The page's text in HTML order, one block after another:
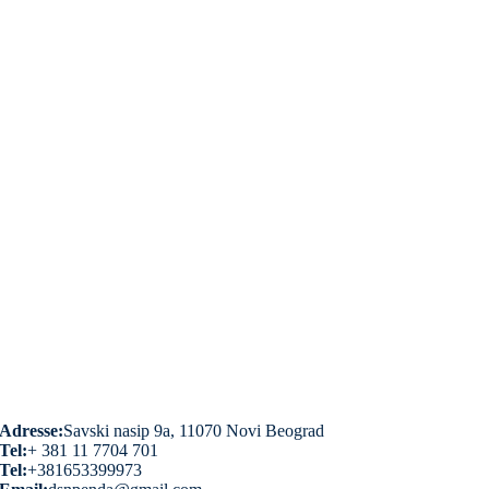
Adresse:Savski nasip 9a, 11070 Novi Beograd
+ 381 11 7704 701
Tel:+381653399973